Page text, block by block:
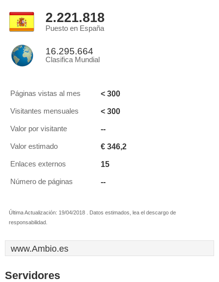
2.221.818
Puesto en España
16.295.664
Clasifica Mundial
Páginas vistas al mes < 300
Visitantes mensuales < 300
Valor por visitante --
Valor estimado € 346,2
Enlaces externos 15
Número de páginas --
Última Actualización: 19/04/2018 . Datos estimados, lea el descargo de
responsabilidad.
www.Ambio.es
Servidores